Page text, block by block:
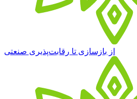
از بازسازی تا رقابت‌پذیری صنعتی